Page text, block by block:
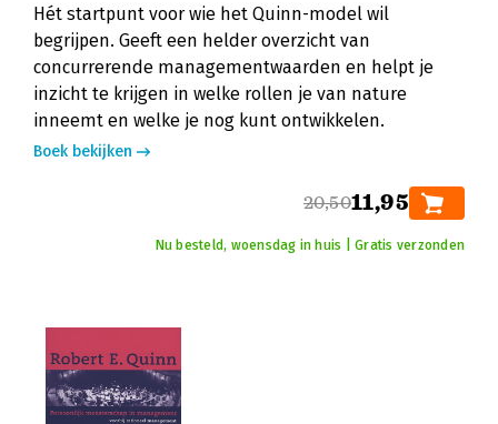
Hét startpunt voor wie het Quinn-model wil
begrijpen. Geeft een helder overzicht van
concurrerende managementwaarden en helpt je
inzicht te krijgen in welke rollen je van nature
inneemt en welke je nog kunt ontwikkelen.
Boek bekijken
20,5011,95
Nu besteld, woensdag in huis | Gratis verzonden